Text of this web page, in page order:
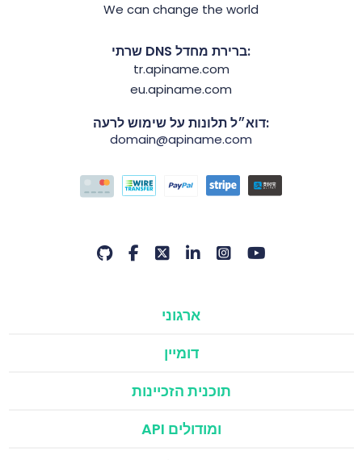
We can change the world
שרתי DNS ברירת מחדל:
tr.apiname.com
eu.apiname.com
דוא״ל תלונות על שימוש לרעה:
domain@apiname.com
ארגוני
דומיין
תוכנית הזכיינות
API ומודולים